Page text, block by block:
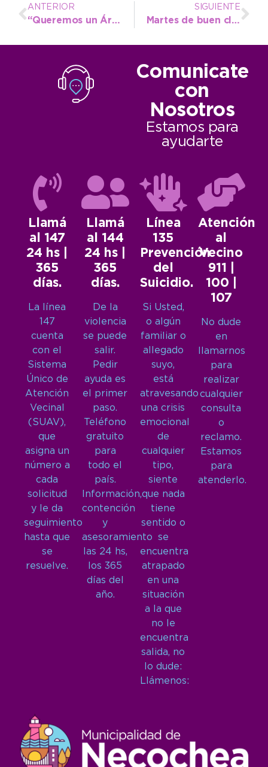
ANTERIOR
“Queremos un Árbol de Navidad que sea de la gente”
SIGUIENTE
Martes de buen clima, pero con vientos del sudeste
Comunicate
con
Nosotros
Estamos para
ayudarte
Llamá
al 147
24 hs |
365
días.
La línea
147
cuenta
con el
Sistema
Único de
Atención
Vecinal
(SUAV),
que
asigna un
número a
cada
solicitud
y le da
seguimiento
hasta que
se
resuelve.
Llamá
al 144
24 hs |
365
días.
De la
violencia
se puede
salir.
Pedir
ayuda es
el primer
paso.
Teléfono
gratuito
para
todo el
país.
Información,
contención
y
asesoramiento
las 24 hs,
los 365
días del
año.
Línea
135
Prevención
del
Suicidio.
Si Usted,
o algún
familiar o
allegado
suyo,
está
atravesando
una crisis
emocional
de
cualquier
tipo,
siente
que nada
tiene
sentido o
se
encuentra
atrapado
en una
situación
a la que
no le
encuentra
salida, no
lo dude:
Llámenos:
Atención
al
Vecino
911 |
100 |
107
No dude
en
llamarnos
para
realizar
cualquier
consulta
o
reclamo.
Estamos
para
atenderlo.